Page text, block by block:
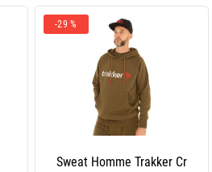
-29 %
Sweat Homme Trakker Cr